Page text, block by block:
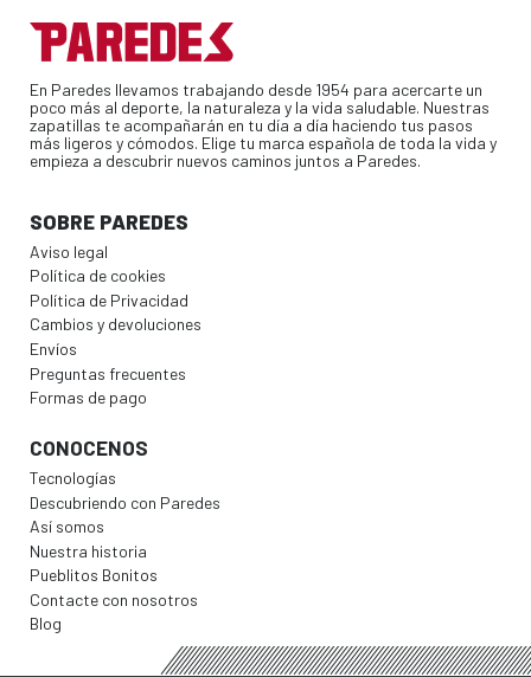
En Paredes llevamos trabajando desde 1954 para acercarte un
poco más al deporte, la naturaleza y la vida saludable. Nuestras
zapatillas te acompañarán en tu día a día haciendo tus pasos
más ligeros y cómodos. Elige tu marca española de toda la vida y
empieza a descubrir nuevos caminos juntos a Paredes.
SOBRE PAREDES
Aviso legal
Política de cookies
Política de Privacidad
Cambios y devoluciones
Envíos
Preguntas frecuentes
Formas de pago
CONOCENOS
Tecnologías
Descubriendo con Paredes
Así somos
Nuestra historia
Pueblitos Bonitos
Contacte con nosotros
Blog